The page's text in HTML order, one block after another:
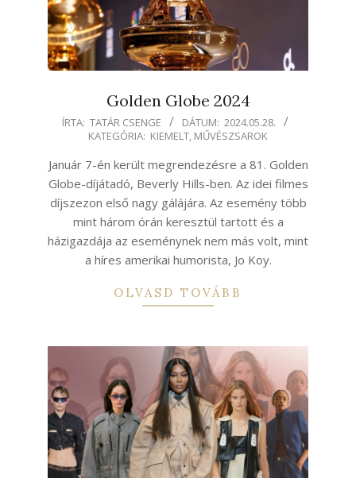
Golden Globe 2024
2024-
28
ÍRTA: TATÁR CSENGE DÁTUM: 2024.05.28.
KATEGÓRIA: KIEMELT, MŰVÉSZSAROK
Január 7-én került megrendezésre a 81. Golden
Globe-díjátadó, Beverly Hills-ben. Az idei filmes
díjszezon első nagy gálájára. Az esemény több
mint három órán keresztül tartott és a
házigazdája az eseménynek nem más volt, mint
a híres amerikai humorista, Jo Koy.
OLVASD TOVÁBB